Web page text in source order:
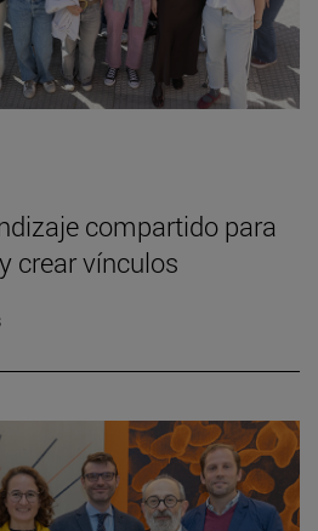
compartido para
crear vínculos